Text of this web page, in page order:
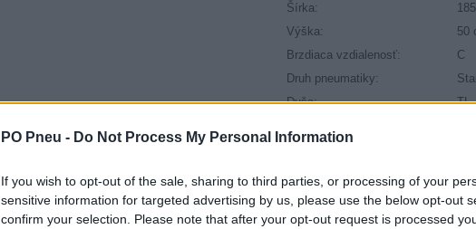
PO Pneu - Do Not Process My Personal Information
If you wish to opt-out of the sale, sharing to third parties, or processing of your
sensitive information for targeted advertising by us, please use the below opt-out
confirm your selection. Please note that after your opt-out request is processed
Šírka:
Výška:
50
Brzdiaca vzdialenosť:
C
Druh pneumatiky:
Duša:
TL
Index:
T
Index kg:
81